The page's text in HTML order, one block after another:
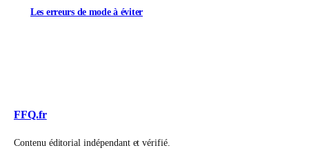
Les erreurs de mode à éviter
FFQ.fr
Contenu éditorial indépendant et vérifié.